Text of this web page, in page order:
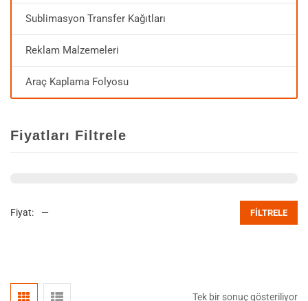
Sublimasyon Transfer Kağıtları
Reklam Malzemeleri
Araç Kaplama Folyosu
Fiyatları Filtrele
FILTRELE
Fiyat: —
Tek bir sonuç gösteriliyor